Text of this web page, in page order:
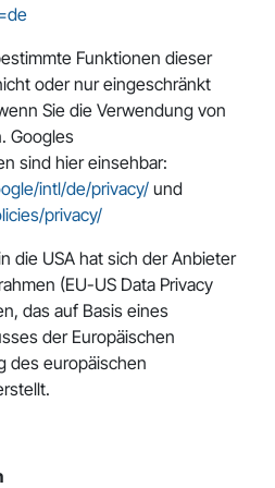
Funktionen dieser
oder nur eingeschränkt
Sie die Verwendung von
Googles
sind hier einsehbar:
intl/de/privacy/und
privacy/
die USA hat sich der Anbieter
(EU-US Data Privacy
das auf Basis eines
der Europäischen
des europäischen